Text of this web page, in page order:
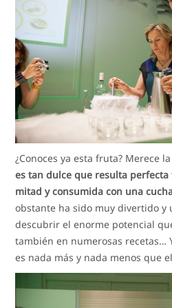
¿Conoces ya esta fruta? Merece
es tan dulce que resulta
mitad y consumida con una
obstante ha sido muy divertido y
descubrir el enorme potencial
también en numerosas recetas…
es nada más y nada menos que